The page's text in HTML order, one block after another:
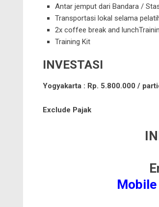
Antar jemput dari Bandara /
Transportasi lokal selama
2x coffee break and
Training Kit
INVESTASI
Yogyakarta : Rp. 5.800.000 /
Exclude Pajak